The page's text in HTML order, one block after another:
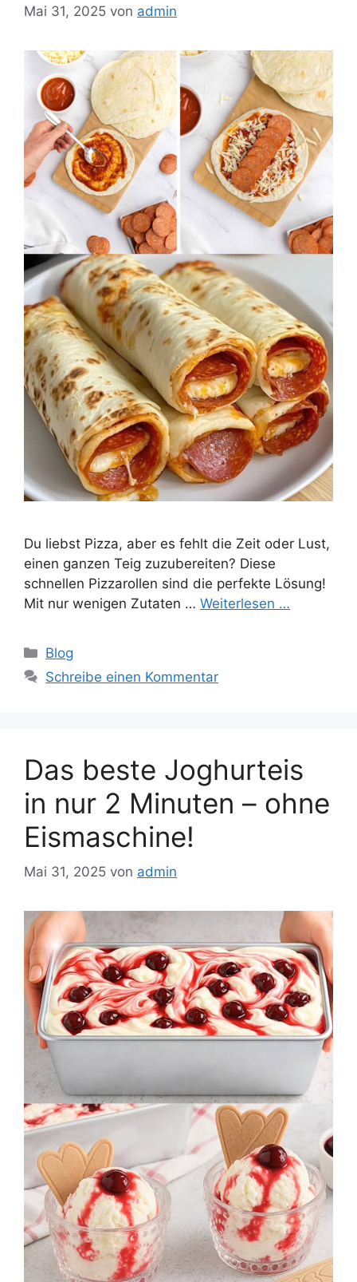
Mai 31, 2025 von admin
Du liebst Pizza, aber es fehlt die Zeit oder Lust,
einen ganzen Teig zuzubereiten? Diese
schnellen Pizzarollen sind die perfekte Lösung!
Mit nur wenigen Zutaten … Weiterlesen …
Kategorien
Blog
Schreibe einen Kommentar
Das beste Joghurteis
in nur 2 Minuten – ohne
Eismaschine!
Mai 31, 2025 von admin